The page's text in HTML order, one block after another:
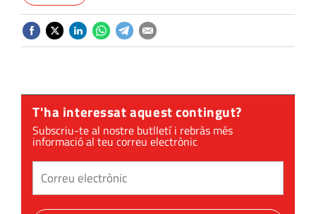
T'ha interessat aquest contingut?
Subscriu-te al nostre butlletí i rebràs més
informació al teu correu electrònic